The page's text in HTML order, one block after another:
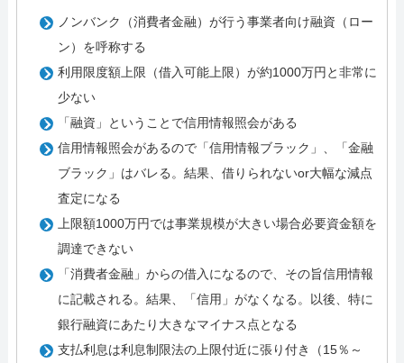
ノンバンク（消費者金融）が行う事業者向け融資（ロー
ン）を呼称する
利用限度額上限（借入可能上限）が約1000万円と非常に
少ない
「融資」ということで信用情報照会がある
信用情報照会があるので「信用情報ブラック」、「金融
ブラック」はバレる。結果、借りられないor大幅な減点
査定になる
上限額1000万円では事業規模が大きい場合必要資金額を
調達できない
「消費者金融」からの借入になるので、その旨信用情報
に記載される。結果、「信用」がなくなる。以後、特に
銀行融資にあたり大きなマイナス点となる
支払利息は利息制限法の上限付近に張り付き（15％～